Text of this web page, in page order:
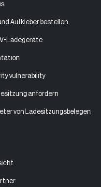
Aufkleber bestellen
Ladegeräte
vulnerability
anfordern
von Ladesitzungsbelegen